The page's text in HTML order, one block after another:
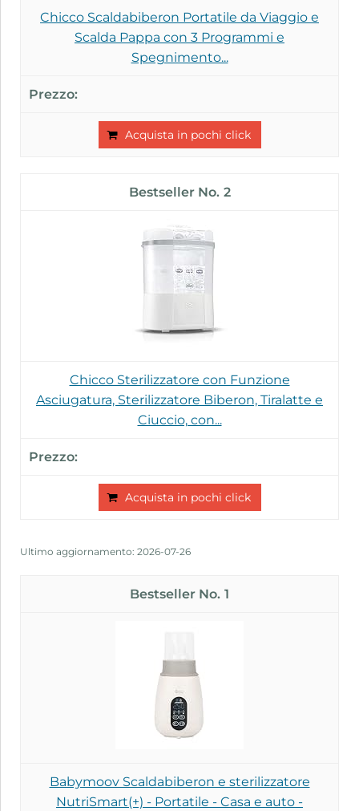
Chicco Scaldabiberon Portatile da Viaggio e
Scalda Pappa con 3 Programmi e
Spegnimento...
Acquista in pochi click
2
Chicco Sterilizzatore con Funzione
Asciugatura, Sterilizzatore Biberon, Tiralatte e
Ciuccio, con...
Acquista in pochi click
Ultimo aggiornamento: 2026-07-26
1
Babymoov Scaldabiberon e sterilizzatore
NutriSmart(+) - Portatile - Casa e auto -